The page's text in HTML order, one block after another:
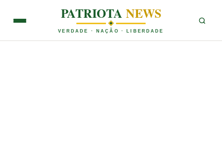
PATRIOTANEWS
VERDADE · NAÇÃO · LIBERDADE